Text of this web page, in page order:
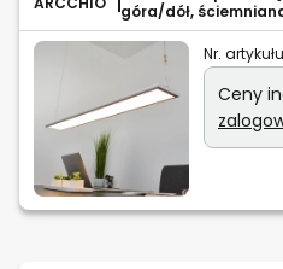
góra/dół,
Nr.
Ceny